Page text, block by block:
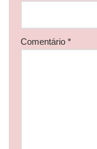
Comentário *